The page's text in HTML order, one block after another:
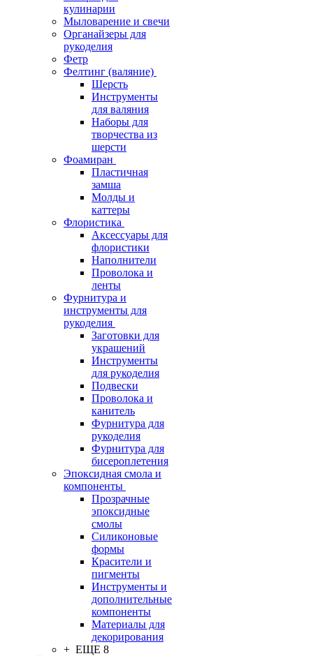
кулинарии
Мыловарение и свечи
Органайзеры для
рукоделия
Фетр
Фелтинг (валяние)
Шерсть
Инструменты
для валяния
Наборы для
творчества из
шерсти
Фоамиран
Пластичная
замша
Молды и
каттеры
Флористика
Аксессуары для
флористики
Наполнители
Проволока и
ленты
Фурнитура и
инструменты для
рукоделия
Заготовки для
украшений
Инструменты
для рукоделия
Подвески
Проволока и
канитель
Фурнитура для
рукоделия
Фурнитура для
бисероплетения
Эпоксидная смола и
компоненты
Прозрачные
эпоксидные
смолы
Силиконовые
формы
Красители и
пигменты
Инструменты и
дополнительные
компоненты
Материалы для
декорирования
+ ЕЩЕ 8